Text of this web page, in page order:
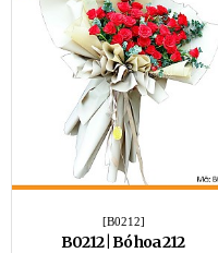
[B0212]
B0212 | Bó hoa 212